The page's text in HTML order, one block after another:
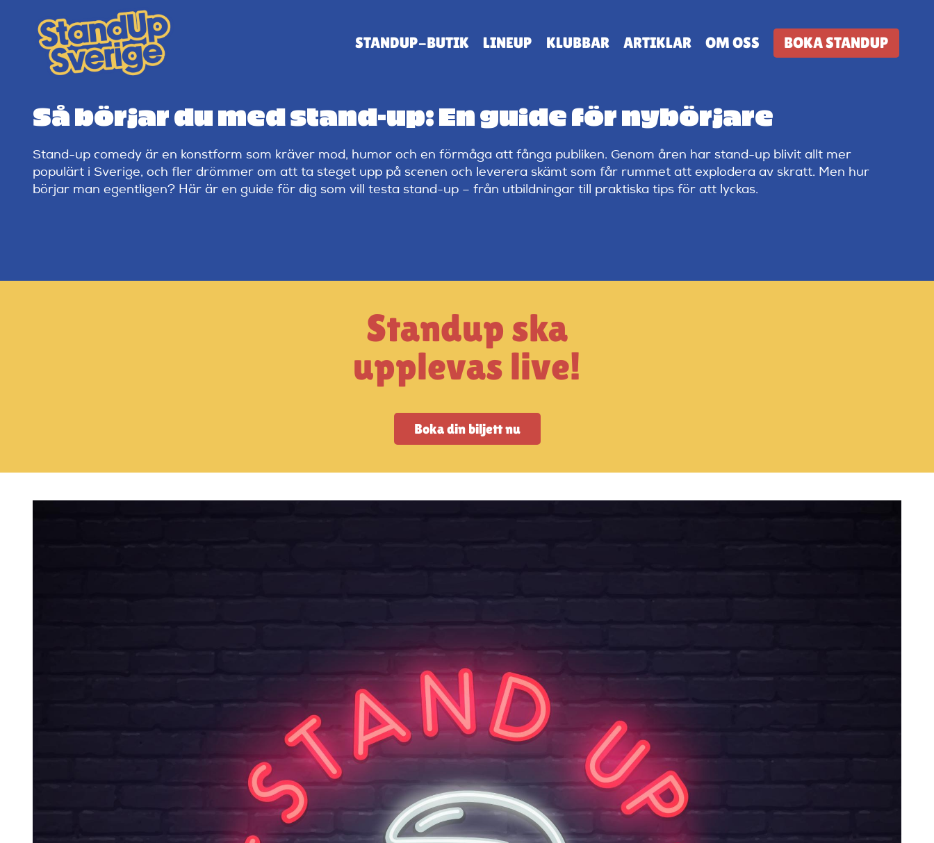
content
STANDUP-BUTIK LINEUP KLUBBAR ARTIKLAR OM OSS BOKA STANDUP
Så börjar du med stand-up: En guide för nybörjare
Stand-up comedy är en konstform som kräver mod, humor och en förmåga att fånga publiken. Genom åren har stand-up blivit allt mer
populärt i Sverige, och fler drömmer om att ta steget upp på scenen och leverera skämt som får rummet att explodera av skratt. Men hur
börjar man egentligen? Här är en guide för dig som vill testa stand-up – från utbildningar till praktiska tips för att lyckas.
Standup ska
upplevas live!
Boka din biljett nu